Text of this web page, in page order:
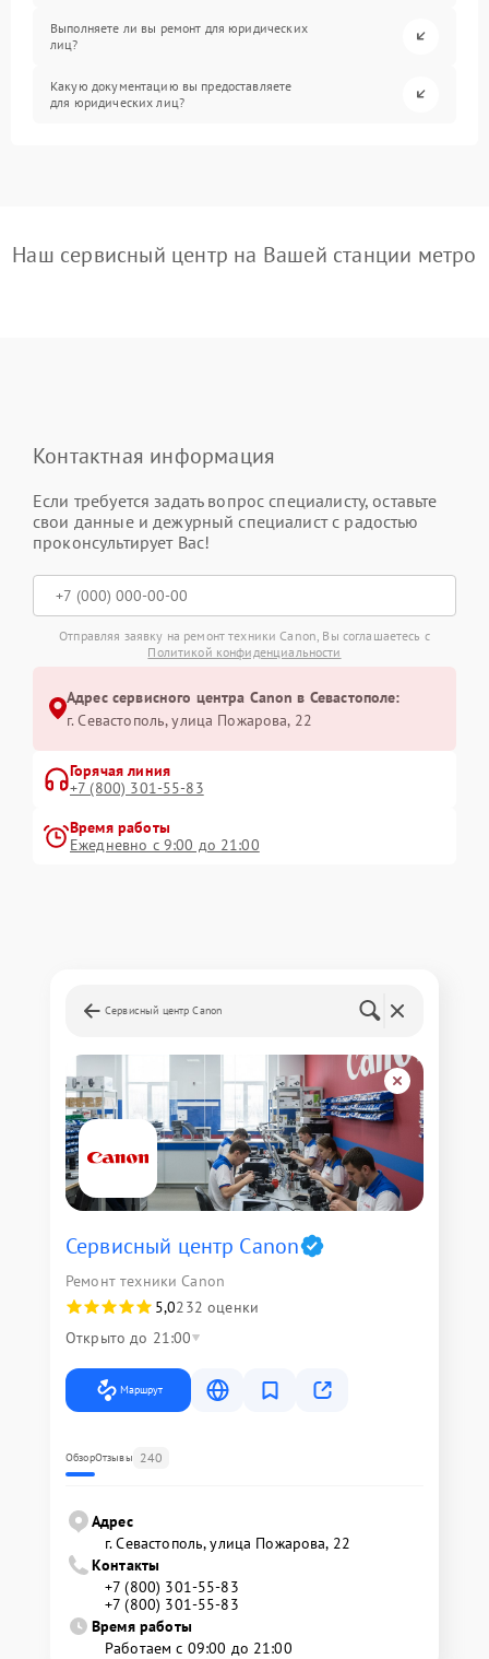
Выполняете ли вы ремонт для юридических
лиц?
Какую документацию вы предоставляете
для юридических лиц?
Наш сервисный центр на Вашей станции метро
Контактная информация
Если требуется задать вопрос специалисту, оставьте
свои данные и дежурный специалист с радостью
проконсультирует Вас!
Отправляя заявку на ремонт техники Canon, Вы соглашаетесь с
Политикой конфиденциальности
Адрес сервисного центра Canon в Севастополе:
г. Севастополь, улица Пожарова, 22
Горячая линия
+7 (800) 301-55-83
Время работы
Ежедневно с 9:00 до 21:00
Сервисный центр Canon
Сервисный центр Canon
Ремонт техники Canon
5,0232 оценки
Открыто до 21:00
Маршрут
ОбзорОтзывы 240
Адрес
г. Севастополь, улица Пожарова, 22
Контакты
+7 (800) 301-55-83
+7 (800) 301-55-83
Время работы
Работаем с 09:00 до 21:00